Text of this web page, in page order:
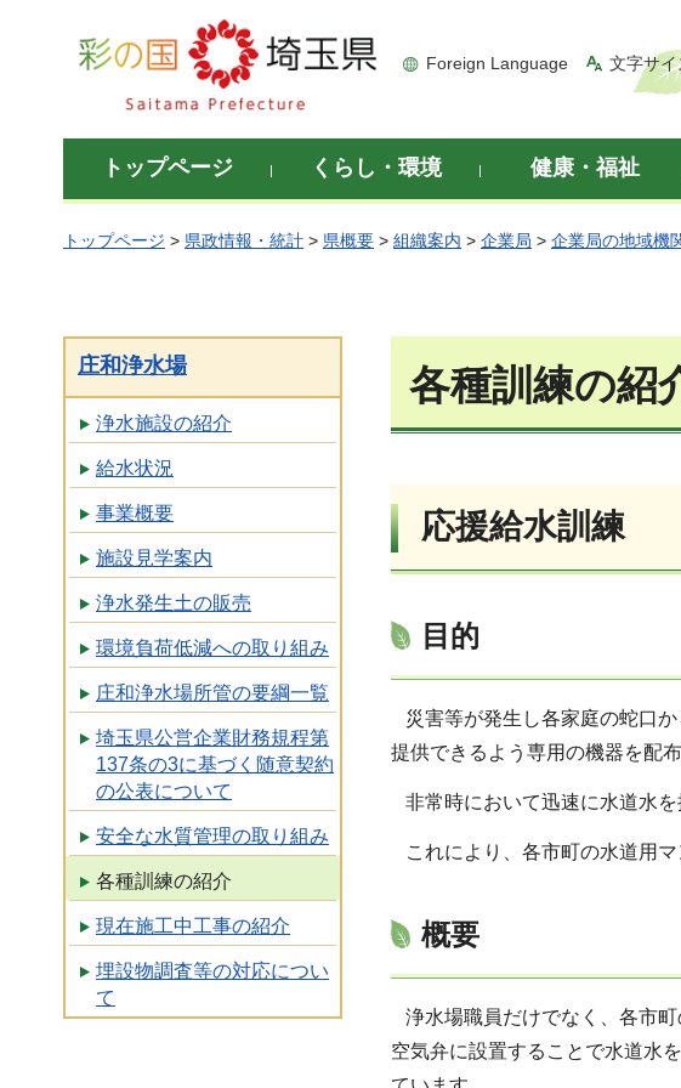
彩の国 埼玉県
Foreign Language 文字サ
トップページ くらし・環境 健康・福祉
トップページ > 県政情報・統計 > 県概要 > 組織案内 > 企業局 > 企業局の地域機
庄和浄水場
浄水施設の紹介
給水状況
事業概要
施設見学案内
浄水発生土の販売
環境負荷低減への取り組み
庄和浄水場所管の要綱一覧
埼玉県公営企業財務規程第
137条の3に基づく随意契約
の公表について
安全な水質管理の取り組み
各種訓練の紹介
現在施工中工事の紹介
埋設物調査等の対応につい
て
各種訓練の紹
応援給水訓練
目的
災害等が発生し各家庭の蛇口
提供できるよう専用の機器を配
非常時において迅速に水道水を
これにより、各市町の水道用
概要
浄水場職員だけでなく、各市
空気弁に設置することで水道水